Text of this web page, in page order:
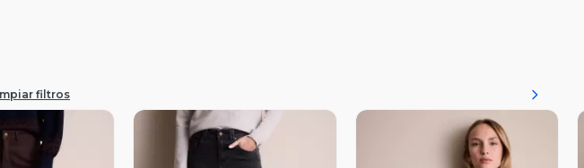
filtros